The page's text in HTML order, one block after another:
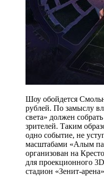
Шоу обойдется
рублей. По замыслу
света» должен
зрителей. Таким
одно событие, не
масштабами «Алым
организован на
для проекционного
стадион «Зенит-